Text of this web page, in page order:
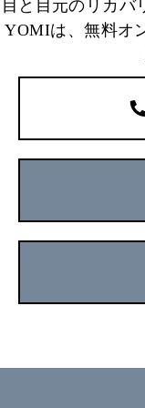
目と目元のリカバ
YOMIは、無料オ